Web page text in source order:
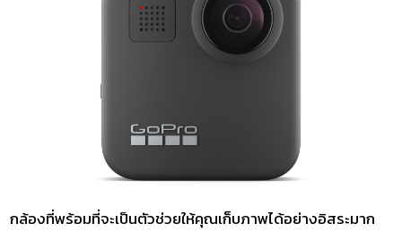
กล้องที่พร้อมที่จะเป็นตัวช่วยให้คุณเก็บภาพได้อย่างอิสระมาก